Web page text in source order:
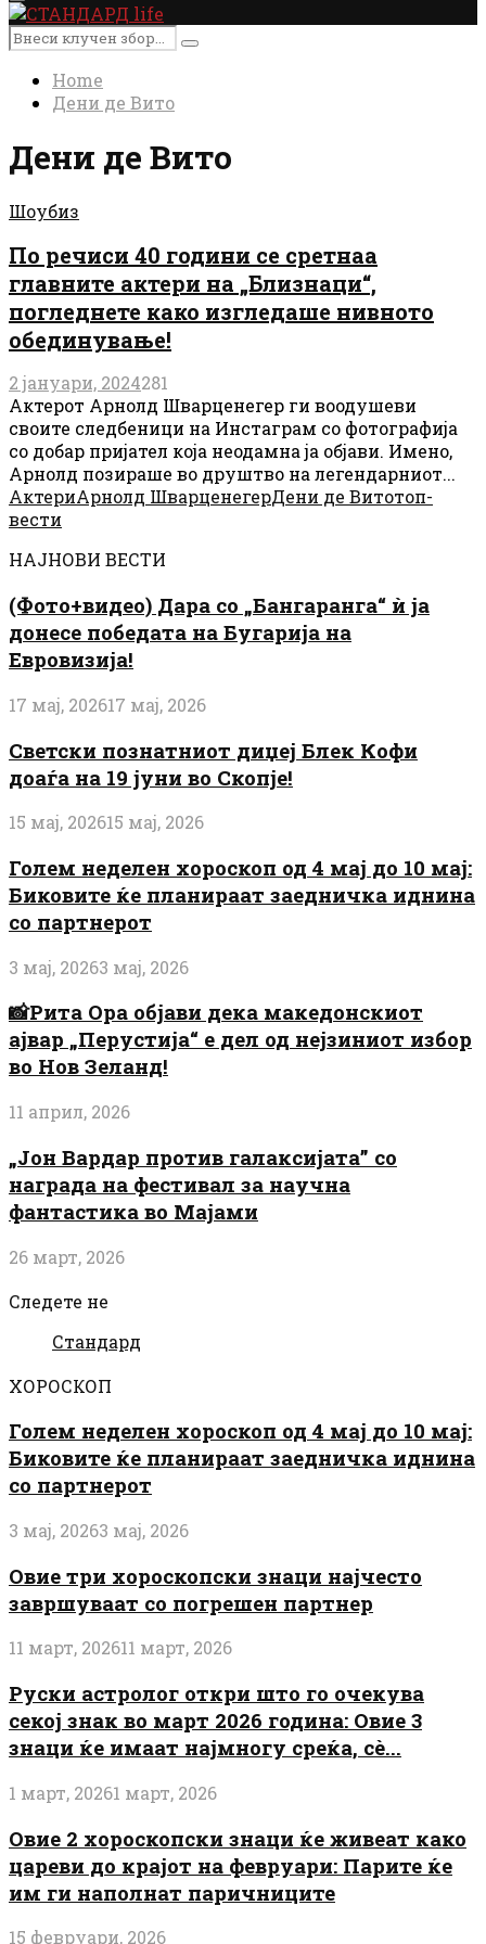
Primary
Menu
Search
for:
Search
Home
Дени де Вито
Дени де Вито
Шоубиз
По речиси 40 години се сретнаа
главните актери на „Близнаци“,
погледнете како изгледаше нивното
обединување!
2 јануари, 2024281
Актерот Арнолд Шварценегер ги воодушеви
своите следбеници на Инстаграм со фотографија
со добар пријател која неодамна ја објави. Имено,
Арнолд позираше во друштво на легендарниот...
АктериАрнолд ШварценегерДени де Витотоп-
вести
НАЈНОВИ ВЕСТИ
(Фото+видео) Дара со „Бангаранга“ ѝ ја
донесе победата на Бугарија на
Евровизија!
17 мај, 202617 мај, 2026
Светски познатниот диџеј Блек Кофи
доаѓа на 19 јуни во Скопје!
15 мај, 202615 мај, 2026
Голем неделен хороскоп од 4 мај до 10 мај:
Биковите ќе планираат заедничка иднина
со партнерот
3 мај, 20263 мај, 2026
📸Рита Ора објави дека македонскиот
ајвар „Перустија“ е дел од нејзиниот избор
во Нов Зеланд!
11 април, 2026
„Јон Вардар против галаксијата” со
награда на фестивал за научна
фантастика во Мајами
26 март, 2026
Следете не
Стандард
ХОРОСКОП
Голем неделен хороскоп од 4 мај до 10 мај:
Биковите ќе планираат заедничка иднина
со партнерот
3 мај, 20263 мај, 2026
Овие три хороскопски знаци најчесто
завршуваат со погрешен партнер
11 март, 202611 март, 2026
Руски астролог откри што го очекува
секој знак во март 2026 година: Овие 3
знаци ќе имаат најмногу среќа, сè...
1 март, 20261 март, 2026
Овие 2 хороскопски знаци ќе живеат како
цареви до крајот на февруари: Парите ќе
им ги наполнат паричниците
15 февруари, 2026